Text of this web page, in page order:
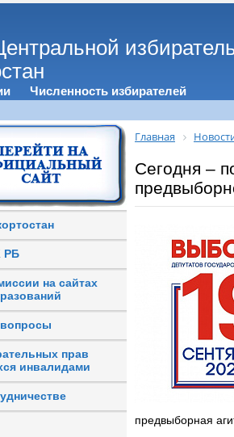
Численность избирателей
РБ
на сайтах
прав
инвалидами
Главная
Сегодня –
предвыборная